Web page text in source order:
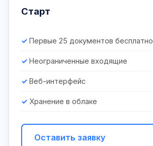
Старт
Первые 25 документов бесплатно
Неограниченные входящие
Веб-интерфейс
Хранение в облаке
Оставить заявку